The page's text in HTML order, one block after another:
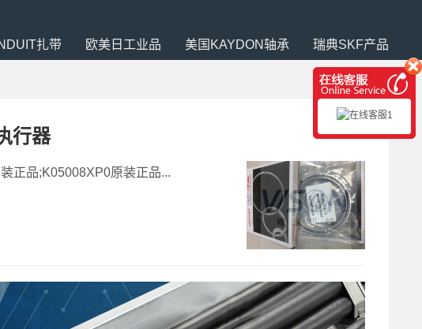
扎带 欧美日工业品 美国KAYDON轴承 瑞典SKF产品
行器
正品;K05008XP0原装正品...